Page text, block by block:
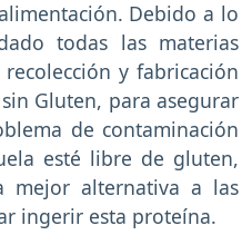
Debido a lo
todas las materias
y fabricación
Gluten, para asegurar
de contaminación
esté libre de gluten,
alternativa a las
ingerir esta proteína.